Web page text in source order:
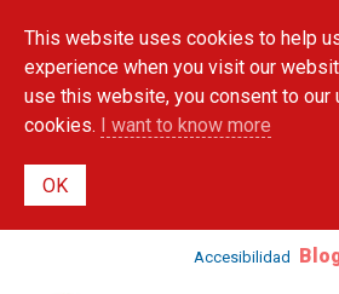
main
content
This website uses cookies to help
experience when you visit our
use this website, you consent to our
cookies. I want to know more
Accesibilidad